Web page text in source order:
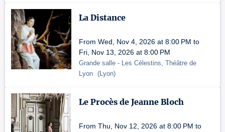
La Distance
From Wed, Nov 4, 2026 at 8:00 PM to
Fri, Nov 13, 2026 at 8:00 PM
Grande salle - Les Célestins, Théâtre de
Lyon (Lyon)
Le Procès de Jeanne Bloch
From Thu, Nov 12, 2026 at 8:00 PM to